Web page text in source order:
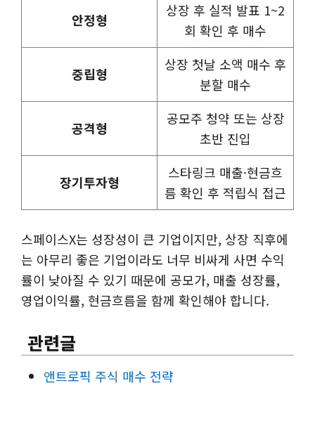
안정형
상장 후 실적 발표 1~2
회 확인 후 매수
중립형
상장 첫날 소액 매수 후
분할 매수
공격형
공모주 청약 또는 상장
초반 진입
장기투자형
스타링크 매출·현금흐
름 확인 후 적립식 접근
스페이스X는 성장성이 큰 기업이지만, 상장 직후에
는 아무리 좋은 기업이라도 너무 비싸게 사면 수익
률이 낮아질 수 있기 때문에 공모가, 매출 성장률,
영업이익률, 현금흐름을 함께 확인해야 합니다.
관련글
앤트로픽 주식 매수 전략